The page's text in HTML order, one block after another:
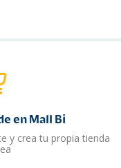
en Mall Bi
y crea tu propia tienda